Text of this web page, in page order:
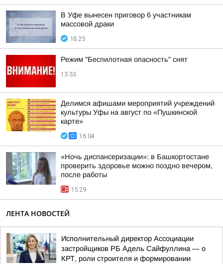
В Уфе вынесен приговор 6 участникам
массовой драки
18:25
Режим "Беспилотная опасность" снят
13:33
Делимся афишами мероприятий учреждений
культуры Уфы на август по «Пушкинской
карте»
16:04
«Ночь диспансеризации»: в Башкортостане
проверить здоровье можно поздно вечером,
после работы
15:29
ЛЕНТА НОВОСТЕЙ
Исполнительный директор Ассоциации
застройщиков РБ Адель Сайфуллина — о
КРТ, роли строителя и формировании